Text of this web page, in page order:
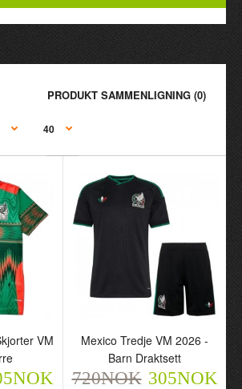
PRODUKT SAMMENLIGNING (0)
Herre
305NOK
Barn Draktsett
720NOK 305NOK
VM
Mexico Tredje VM 2026 -
Barn Draktsett
720NOK 305NOK